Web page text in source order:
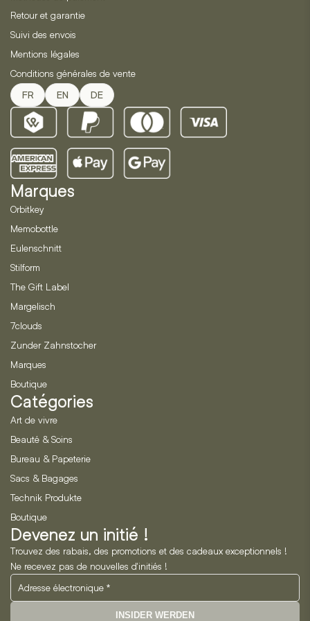
Retour et garantie
Suivi des envois
Mentions légales
Conditions générales de vente
FR EN DE
Marques
Orbitkey
Memobottle
Eulenschnitt
Stilform
The Gift Label
Margelisch
7clouds
Zunder Zahnstocher
Marques
Boutique
Catégories
Art de vivre
Beauté & Soins
Bureau & Papeterie
Sacs & Bagages
Technik Produkte
Boutique
Devenez un initié !
Trouvez des rabais, des promotions et des cadeaux exceptionnels !
Ne recevez pas de nouvelles d'initiés !
INSIDER WERDEN